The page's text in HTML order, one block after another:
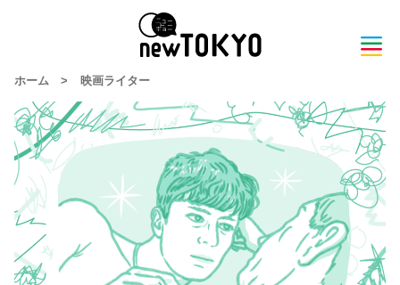
ホーム > 映画ライター